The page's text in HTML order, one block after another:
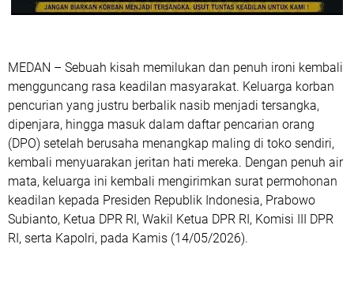
MEDAN – Sebuah kisah memilukan dan penuh ironi kembali
mengguncang rasa keadilan masyarakat. Keluarga korban
pencurian yang justru berbalik nasib menjadi tersangka,
dipenjara, hingga masuk dalam daftar pencarian orang
(DPO) setelah berusaha menangkap maling di toko sendiri,
kembali menyuarakan jeritan hati mereka. Dengan penuh air
mata, keluarga ini kembali mengirimkan surat permohonan
keadilan kepada Presiden Republik Indonesia, Prabowo
Subianto, Ketua DPR RI, Wakil Ketua DPR RI, Komisi III DPR
RI, serta Kapolri, pada Kamis (14/05/2026).